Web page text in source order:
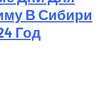
В Сибири
Год